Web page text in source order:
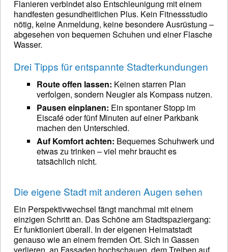
Flanieren verbindet also Entschleunigung mit einem
handfesten gesundheitlichen Plus. Kein Fitnessstudio
nötig, keine Anmeldung, keine besondere Ausrüstung –
abgesehen von bequemen Schuhen und einer Flasche
Wasser.
Drei Tipps für entspannte Stadterkundungen
Route offen lassen: Keinen starren Plan
verfolgen, sondern Neugier als Kompass nutzen.
Pausen einplanen: Ein spontaner Stopp im
Eiscafé oder fünf Minuten auf einer Parkbank
machen den Unterschied.
Auf Komfort achten: Bequemes Schuhwerk und
etwas zu trinken – viel mehr braucht es
tatsächlich nicht.
Die eigene Stadt mit anderen Augen sehen
Ein Perspektivwechsel fängt manchmal mit einem
einzigen Schritt an. Das Schöne am Stadtspaziergang:
Er funktioniert überall. In der eigenen Heimatstadt
genauso wie an einem fremden Ort. Sich in Gassen